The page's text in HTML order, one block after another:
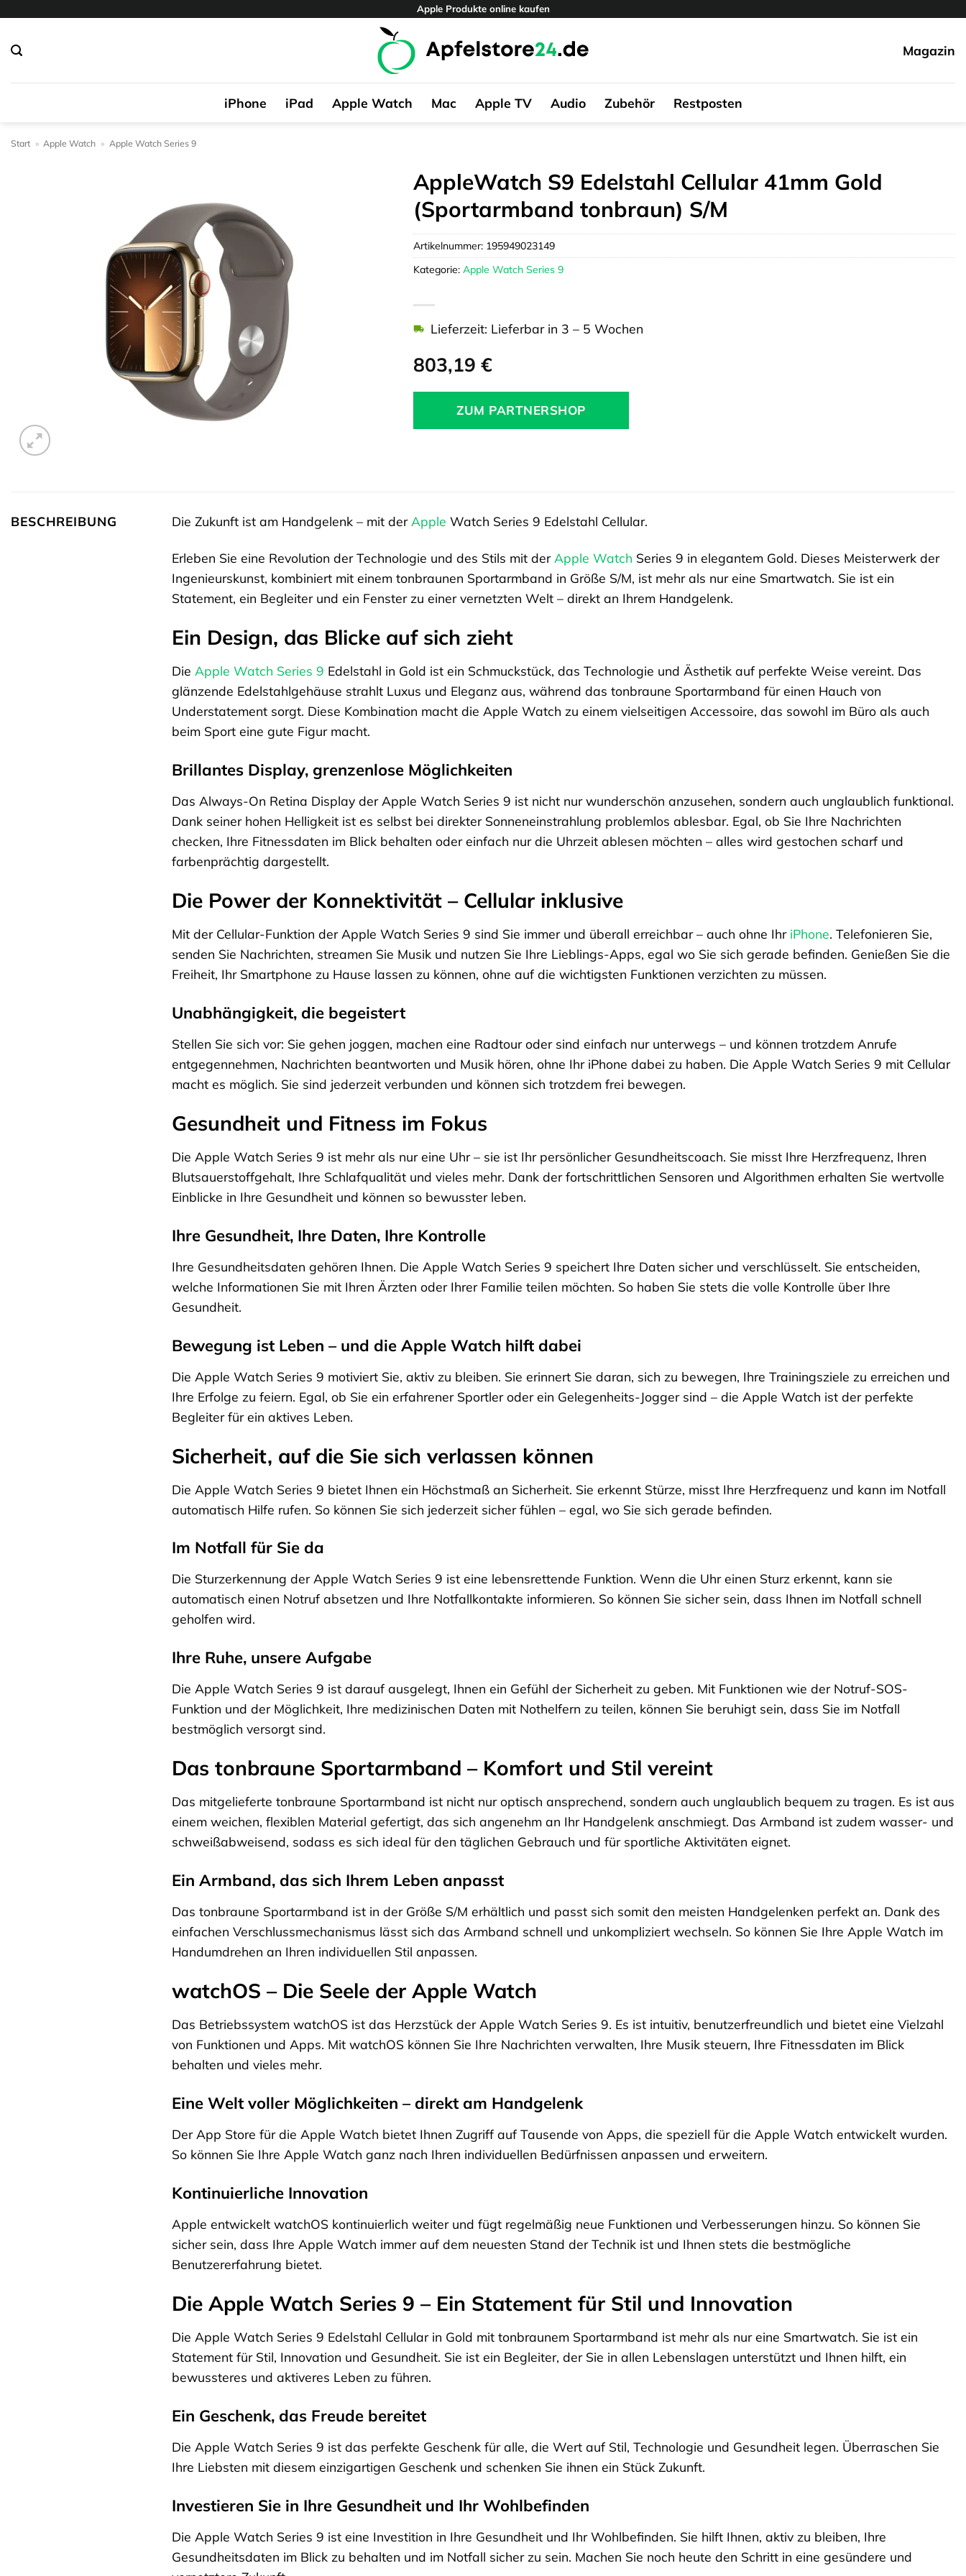
springen
Apple Produkte online kaufen
Magazin
iPhone iPad Apple Watch Mac Apple TV Audio Zubehör Restposten
Start » Apple Watch » Apple Watch Series 9
AppleWatch S9 Edelstahl Cellular 41mm Gold
(Sportarmband tonbraun) S/M
803,19 €
Lieferzeit: Lieferbar in 3 – 5 Wochen
ZUM PARTNERSHOP
Artikelnummer: 195949023149
Kategorie: Apple Watch Series 9
BESCHREIBUNG Die Zukunft ist am Handgelenk – mit der Apple Watch Series 9 Edelstahl Cellular.
Erleben Sie eine Revolution der Technologie und des Stils mit der Apple Watch Series 9 in elegantem Gold. Dieses Meisterwerk der
Ingenieurskunst, kombiniert mit einem tonbraunen Sportarmband in Größe S/M, ist mehr als nur eine Smartwatch. Sie ist ein
Statement, ein Begleiter und ein Fenster zu einer vernetzten Welt – direkt an Ihrem Handgelenk.
Ein Design, das Blicke auf sich zieht
Die Apple Watch Series 9 Edelstahl in Gold ist ein Schmuckstück, das Technologie und Ästhetik auf perfekte Weise vereint. Das
glänzende Edelstahlgehäuse strahlt Luxus und Eleganz aus, während das tonbraune Sportarmband für einen Hauch von
Understatement sorgt. Diese Kombination macht die Apple Watch zu einem vielseitigen Accessoire, das sowohl im Büro als auch
beim Sport eine gute Figur macht.
Brillantes Display, grenzenlose Möglichkeiten
Das Always-On Retina Display der Apple Watch Series 9 ist nicht nur wunderschön anzusehen, sondern auch unglaublich funktional.
Dank seiner hohen Helligkeit ist es selbst bei direkter Sonneneinstrahlung problemlos ablesbar. Egal, ob Sie Ihre Nachrichten
checken, Ihre Fitnessdaten im Blick behalten oder einfach nur die Uhrzeit ablesen möchten – alles wird gestochen scharf und
farbenprächtig dargestellt.
Die Power der Konnektivität – Cellular inklusive
Mit der Cellular-Funktion der Apple Watch Series 9 sind Sie immer und überall erreichbar – auch ohne Ihr iPhone. Telefonieren Sie,
senden Sie Nachrichten, streamen Sie Musik und nutzen Sie Ihre Lieblings-Apps, egal wo Sie sich gerade befinden. Genießen Sie die
Freiheit, Ihr Smartphone zu Hause lassen zu können, ohne auf die wichtigsten Funktionen verzichten zu müssen.
Unabhängigkeit, die begeistert
Stellen Sie sich vor: Sie gehen joggen, machen eine Radtour oder sind einfach nur unterwegs – und können trotzdem Anrufe
entgegennehmen, Nachrichten beantworten und Musik hören, ohne Ihr iPhone dabei zu haben. Die Apple Watch Series 9 mit Cellular
macht es möglich. Sie sind jederzeit verbunden und können sich trotzdem frei bewegen.
Gesundheit und Fitness im Fokus
Die Apple Watch Series 9 ist mehr als nur eine Uhr – sie ist Ihr persönlicher Gesundheitscoach. Sie misst Ihre Herzfrequenz, Ihren
Blutsauerstoffgehalt, Ihre Schlafqualität und vieles mehr. Dank der fortschrittlichen Sensoren und Algorithmen erhalten Sie wertvolle
Einblicke in Ihre Gesundheit und können so bewusster leben.
Ihre Gesundheit, Ihre Daten, Ihre Kontrolle
Ihre Gesundheitsdaten gehören Ihnen. Die Apple Watch Series 9 speichert Ihre Daten sicher und verschlüsselt. Sie entscheiden,
welche Informationen Sie mit Ihren Ärzten oder Ihrer Familie teilen möchten. So haben Sie stets die volle Kontrolle über Ihre
Gesundheit.
Bewegung ist Leben – und die Apple Watch hilft dabei
Die Apple Watch Series 9 motiviert Sie, aktiv zu bleiben. Sie erinnert Sie daran, sich zu bewegen, Ihre Trainingsziele zu erreichen und
Ihre Erfolge zu feiern. Egal, ob Sie ein erfahrener Sportler oder ein Gelegenheits-Jogger sind – die Apple Watch ist der perfekte
Begleiter für ein aktives Leben.
Sicherheit, auf die Sie sich verlassen können
Die Apple Watch Series 9 bietet Ihnen ein Höchstmaß an Sicherheit. Sie erkennt Stürze, misst Ihre Herzfrequenz und kann im Notfall
automatisch Hilfe rufen. So können Sie sich jederzeit sicher fühlen – egal, wo Sie sich gerade befinden.
Im Notfall für Sie da
Die Sturzerkennung der Apple Watch Series 9 ist eine lebensrettende Funktion. Wenn die Uhr einen Sturz erkennt, kann sie
automatisch einen Notruf absetzen und Ihre Notfallkontakte informieren. So können Sie sicher sein, dass Ihnen im Notfall schnell
geholfen wird.
Ihre Ruhe, unsere Aufgabe
Die Apple Watch Series 9 ist darauf ausgelegt, Ihnen ein Gefühl der Sicherheit zu geben. Mit Funktionen wie der Notruf-SOS-
Funktion und der Möglichkeit, Ihre medizinischen Daten mit Nothelfern zu teilen, können Sie beruhigt sein, dass Sie im Notfall
bestmöglich versorgt sind.
Das tonbraune Sportarmband – Komfort und Stil vereint
Das mitgelieferte tonbraune Sportarmband ist nicht nur optisch ansprechend, sondern auch unglaublich bequem zu tragen. Es ist aus
einem weichen, flexiblen Material gefertigt, das sich angenehm an Ihr Handgelenk anschmiegt. Das Armband ist zudem wasser- und
schweißabweisend, sodass es sich ideal für den täglichen Gebrauch und für sportliche Aktivitäten eignet.
Ein Armband, das sich Ihrem Leben anpasst
Das tonbraune Sportarmband ist in der Größe S/M erhältlich und passt sich somit den meisten Handgelenken perfekt an. Dank des
einfachen Verschlussmechanismus lässt sich das Armband schnell und unkompliziert wechseln. So können Sie Ihre Apple Watch im
Handumdrehen an Ihren individuellen Stil anpassen.
watchOS – Die Seele der Apple Watch
Das Betriebssystem watchOS ist das Herzstück der Apple Watch Series 9. Es ist intuitiv, benutzerfreundlich und bietet eine Vielzahl
von Funktionen und Apps. Mit watchOS können Sie Ihre Nachrichten verwalten, Ihre Musik steuern, Ihre Fitnessdaten im Blick
behalten und vieles mehr.
Eine Welt voller Möglichkeiten – direkt am Handgelenk
Der App Store für die Apple Watch bietet Ihnen Zugriff auf Tausende von Apps, die speziell für die Apple Watch entwickelt wurden.
So können Sie Ihre Apple Watch ganz nach Ihren individuellen Bedürfnissen anpassen und erweitern.
Kontinuierliche Innovation
Apple entwickelt watchOS kontinuierlich weiter und fügt regelmäßig neue Funktionen und Verbesserungen hinzu. So können Sie
sicher sein, dass Ihre Apple Watch immer auf dem neuesten Stand der Technik ist und Ihnen stets die bestmögliche
Benutzererfahrung bietet.
Die Apple Watch Series 9 – Ein Statement für Stil und Innovation
Die Apple Watch Series 9 Edelstahl Cellular in Gold mit tonbraunem Sportarmband ist mehr als nur eine Smartwatch. Sie ist ein
Statement für Stil, Innovation und Gesundheit. Sie ist ein Begleiter, der Sie in allen Lebenslagen unterstützt und Ihnen hilft, ein
bewussteres und aktiveres Leben zu führen.
Ein Geschenk, das Freude bereitet
Die Apple Watch Series 9 ist das perfekte Geschenk für alle, die Wert auf Stil, Technologie und Gesundheit legen. Überraschen Sie
Ihre Liebsten mit diesem einzigartigen Geschenk und schenken Sie ihnen ein Stück Zukunft.
Investieren Sie in Ihre Gesundheit und Ihr Wohlbefinden
Die Apple Watch Series 9 ist eine Investition in Ihre Gesundheit und Ihr Wohlbefinden. Sie hilft Ihnen, aktiv zu bleiben, Ihre
Gesundheitsdaten im Blick zu behalten und im Notfall sicher zu sein. Machen Sie noch heute den Schritt in eine gesündere und